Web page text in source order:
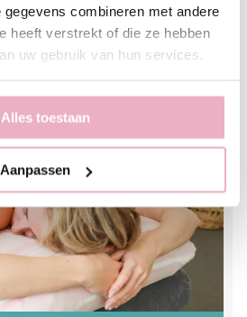
combineren met andere
heeft verstrekt of die ze hebben
uw gebruik van hun services.
Alles toestaan
Aanpassen